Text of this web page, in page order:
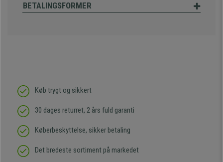
BETALINGSFORMER
Køb trygt og sikkert
30 dages returret, 2 års fuld garanti
Køberbeskyttelse, sikker betaling
Det bredeste sortiment på markedet